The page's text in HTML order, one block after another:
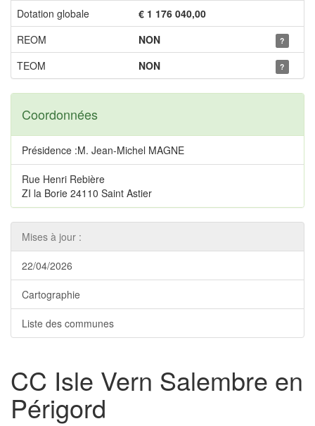
Dotation globale
€ 1 176 040,00
REOM
NON ?
TEOM NON ?
Coordonnées
Présidence :M. Jean-Michel MAGNE
Rue Henri Rebière
ZI la Borie 24110 Saint Astier
Mises à jour :
22/04/2026
Cartographie
Liste des communes
CC Isle Vern Salembre en
Périgord